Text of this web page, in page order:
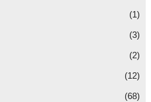
(1)
(3)
(2)
(12)
(68)